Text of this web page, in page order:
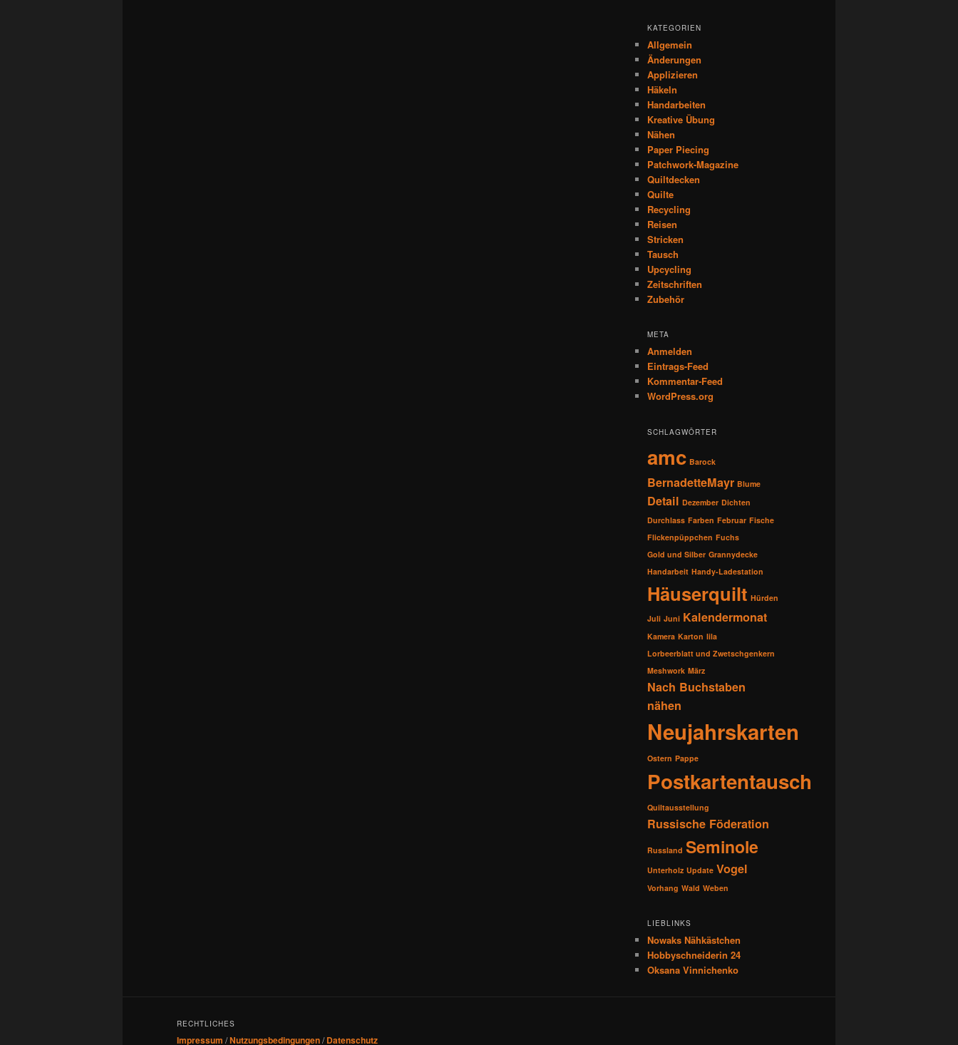
KATEGORIEN
Allgemein
Änderungen
Applizieren
Häkeln
Handarbeiten
Kreative Übung
Nähen
Paper Piecing
Patchwork-Magazine
Quiltdecken
Quilte
Recycling
Reisen
Stricken
Tausch
Upcycling
Zeitschriften
Zubehör
META
Anmelden
Eintrags-Feed
Kommentar-Feed
WordPress.org
SCHLAGWÖRTER
amc Barock
BernadetteMayr Blume
Detail Dezember Dichten
Durchlass Farben Februar Fische
Flickenpüppchen Fuchs
Gold und Silber Grannydecke
Handarbeit Handy-Ladestation
Häuserquilt Hürden
Juli Juni Kalendermonat
Kamera Karton lila
Lorbeerblatt und Zwetschgenkern
Meshwork März
Nach Buchstaben
nähen
Neujahrskarten
Ostern Pappe
Postkartentausch
Quiltausstellung
Russische Föderation
Russland Seminole
Unterholz Update Vogel
Vorhang Wald Weben
LIEBLINKS
Nowaks Nähkästchen
Hobbyschneiderin 24
Oksana Vinnichenko
RECHTLICHES
Impressum /Nutzungsbedingungen/Datenschutz